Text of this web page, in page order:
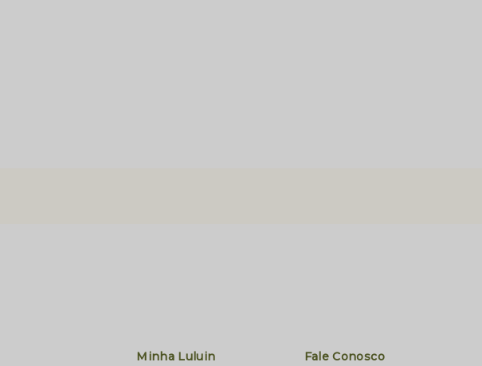
Minha Luluin Fale Conosco